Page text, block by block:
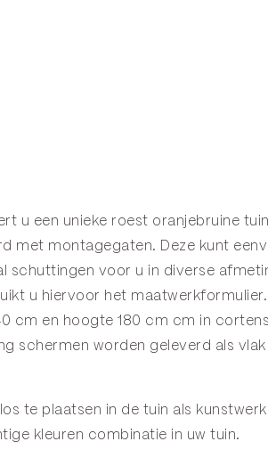
u een unieke roest oranjebruine
montagegaten. Deze kunt
schuttingen voor u in diverse
u hiervoor het maatwerkformulier.
cm en hoogte 180 cm cm in
schermen worden geleverd als
te plaatsen in de tuin als
kleuren combinatie in uw tuin.